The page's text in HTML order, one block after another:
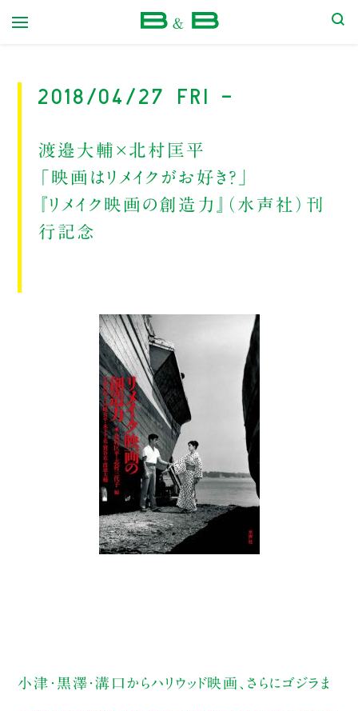
2018/04/27 Fri -
渡邉大輔×北村匡平
「映画はリメイクがお好き？」
『リメイク映画の創造力』（水声社）刊
行記念
小津・黒澤・溝口からハリウッド映画、さらにゴジラま